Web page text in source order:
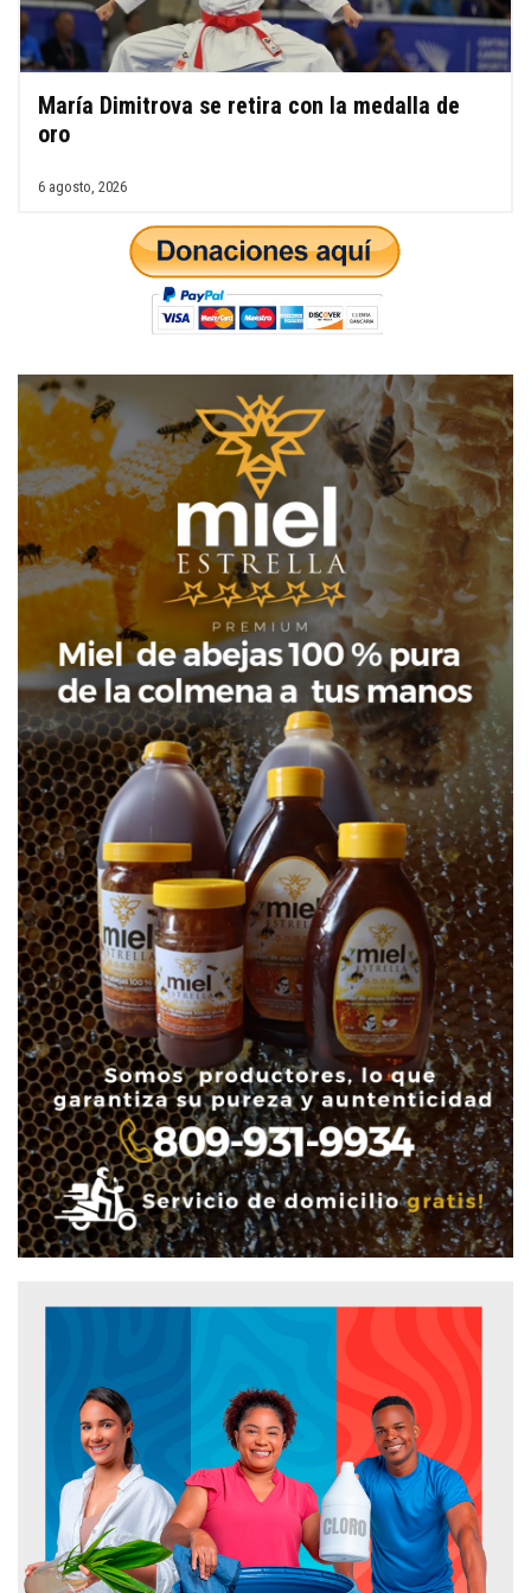
promulgación o
inconstitucionalidad
#DanielCandelario
promulgación o
inconstitucionalidad
#DanielCandelario
¿Como RD alcanza meta Hambre
Cero? #DanielCandelario
Cero? / Francia prohíbe redes
#DanielCandelario
Código Penal al vapor: peligra
secreto profesional
#DanielCandelario
Código Penal al vapor: peligra
secreto profesional / Reforma
Tributaria real #DanielCandelario
Legado y túnel Plaza de la Bandera
#DanielCandelario
Legado y túnel Plaza de la Bandera
/ RD no puede exportar mangos a
EE.UU. #DanielCandelario
Los dominicanos se expanden en el
mundo, pero sin fortaleza
#DanielCandelario
Los dominicanos se expanden en el
mundo, pero sin fortaleza
#DanielCandelario
Educación importa poco en RD
#DanielCandelario
Educación importa poco en RD /
Unifican trámites de documentos /
Roban en iglesias
#DanielCandelario
Simbología en el poder: importancia Simbología en el poder: importancia
Insensibilidad ministerial y
deportiva / Ajustes al Código Penal
#DanielCandelario
Insensibilidad ministerial y
deportiva / Ajustes al Código Penal
#DanielCandelario
María Dimitrova se retira con la medalla de
oro
6 agosto, 2026